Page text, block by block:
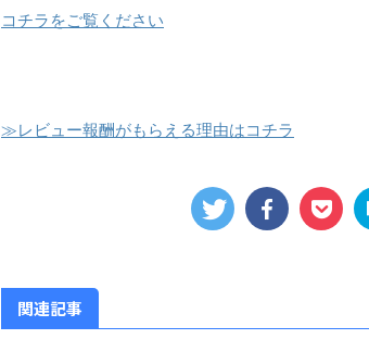
コチラをご覧ください
≫レビュー報酬がもらえる理由はコチラ
関連記事